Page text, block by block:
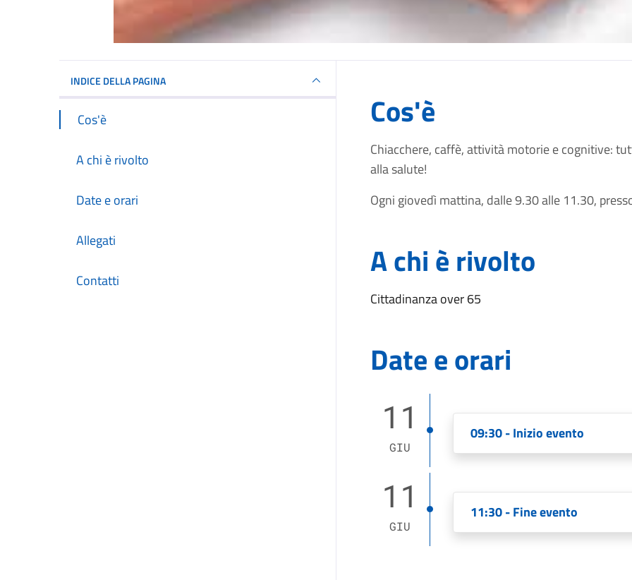
INDICE DELLA PAGINA
Cos'è
A chi è rivolto
Date e orari
Allegati
Contatti
Cos'è
Chiacchere, caffè, attività motorie e cognitive:
alla salute!
Ogni giovedì mattina, dalle 9.30 alle 11.30,
A chi è rivolto
Cittadinanza over 65
Date e orari
11
GIU
09:30 - Inizio evento
11
GIU
11:30 - Fine evento